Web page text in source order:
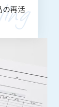
の再活